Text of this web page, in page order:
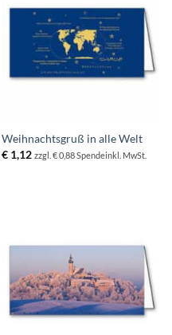
Weihnachtsgruß in alle Welt
€1,12 zzgl. € 0,88 Spendeinkl. MwSt.